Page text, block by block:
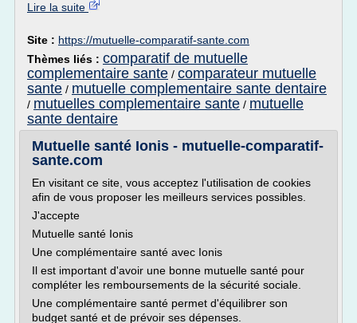
Lire la suite
Site : https://mutuelle-comparatif-sante.com
Thèmes liés : comparatif de mutuelle
complementaire sante / comparateur mutuelle
sante / mutuelle complementaire sante dentaire
/ mutuelles complementaire sante / mutuelle
sante dentaire
Mutuelle santé Ionis - mutuelle-comparatif-
sante.com
En visitant ce site, vous acceptez l'utilisation de cookies
afin de vous proposer les meilleurs services possibles.
J'accepte
Mutuelle santé Ionis
Une complémentaire santé avec Ionis
Il est important d'avoir une bonne mutuelle santé pour
compléter les remboursements de la sécurité sociale.
Une complémentaire santé permet d'équilibrer son
budget santé et de prévoir ses dépenses.